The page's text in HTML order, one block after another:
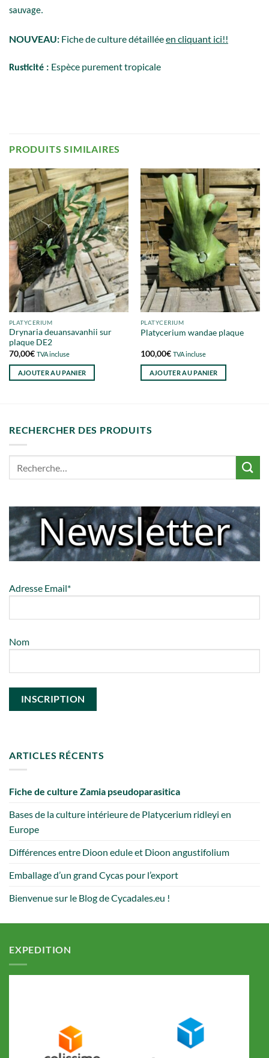
sauvage.
NOUVEAU: Fiche de culture détailléeen cliquant ici!!
Rusticité : Espèce purement tropicale
PRODUITS SIMILAIRES
PLATYCERIUM
Drynaria deuansavanhii sur
plaque DE2
70,00€ TVA incluse
AJOUTER AU PANIER
PLATYCERIUM
Platycerium wandae plaque
100,00€ TVA incluse
AJOUTER AU PANIER
RECHERCHER DES PRODUITS
Adresse Email*
Nom
ARTICLES RÉCENTS
Fiche de culture Zamia pseudoparasitica
Bases de la culture intérieure de Platycerium ridleyi en
Europe
Différences entre Dioon edule et Dioon angustifolium
Emballage d’un grand Cycas pour l’export
Bienvenue sur le Blog de Cycadales.eu !
EXPEDITION